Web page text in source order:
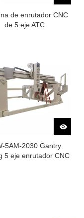
de enrutador CNC
de 5 eje ATC
5AM-2030 Gantry
5 eje enrutador CNC